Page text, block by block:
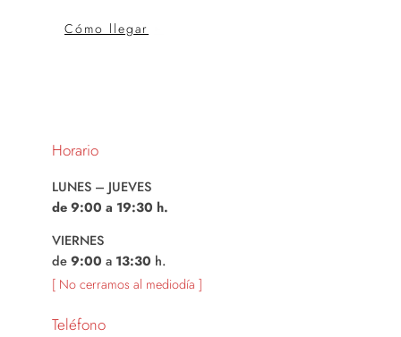
Cómo llegar
Horario
LUNES – JUEVES
de 9:00 a 19:30 h.
VIERNES
de9:00 a 13:30 h.
[ No cerramos al mediodía ]
Teléfono